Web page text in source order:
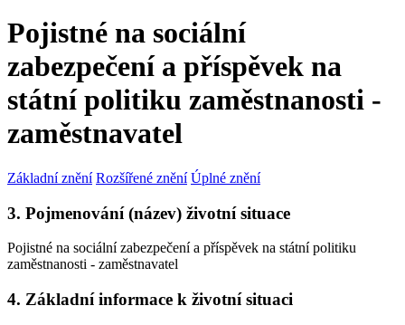
Pojistné na sociální
zabezpečení a příspěvek na
státní politiku zaměstnanosti -
zaměstnavatel
Základní znění Rozšířené znění Úplné znění
3. Pojmenování (název) životní situace
Pojistné na sociální zabezpečení a příspěvek na státní politiku
zaměstnanosti - zaměstnavatel
4. Základní informace k životní situaci